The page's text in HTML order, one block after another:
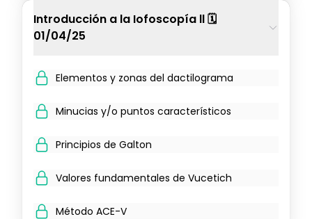
Introducción a la Iofoscopía ll 🗓️
01/04/25
Elementos y zonas del dactilograma
Minucias y/o puntos característicos
Principios de Galton
Valores fundamentales de Vucetich
Método ACE-V